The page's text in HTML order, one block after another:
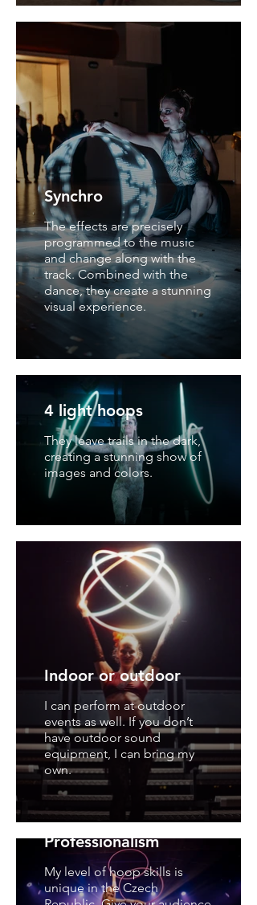
Synchro
The effects are precisely
programmed to the music
and change along with the
track. Combined with the
dance, they create a stunning
visual experience.
4 light hoops
They leave trails in the dark,
creating a stunning show of
images and colors.
Indoor or outdoor
I can perform at outdoor
events as well. If you don’t
have outdoor sound
equipment, I can bring my
own.
Professionalism
My level of hoop skills is
unique in the Czech